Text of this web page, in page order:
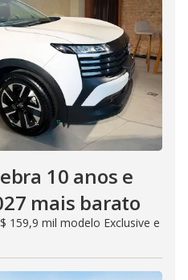
10 anos e
mais barato
159,9 mil modelo Exclusive e